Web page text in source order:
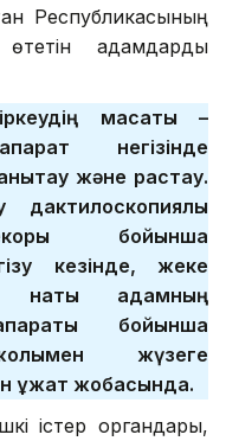
Республикасының
өтетін адамдарды
мақсаты –
негізінде
және растау.
бойынша
кезінде, жеке
адамның
бойынша
жүзеге
құжат жобасында.
істер органдары,